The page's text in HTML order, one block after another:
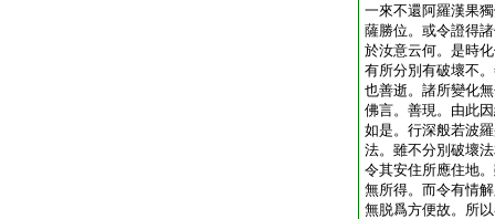
一來不還阿羅漢果
薩勝位。或令證得
於汝意云何。是時
有所分別有破壞不
也善逝。諸所變化
佛言。善現。由此
如是。行深般若波
法。雖不分別破壞
令其安住所應住地
無所得。而令有情
無脱爲方便故。所